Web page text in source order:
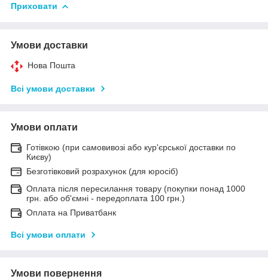
Приховати
Умови доставки
Нова Пошта
Всі умови доставки
Умови оплати
Готівкою (при самовивозі або кур'єрської доставки по
Києву)
Безготівковий розрахунок (для юросіб)
Оплата після пересилання товару (покупки понад 1000
грн. або об'ємні - передоплата 100 грн.)
Оплата на Приватбанк
Всі умови оплати
Умови повернення